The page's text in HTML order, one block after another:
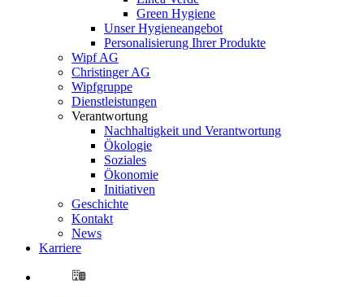
Green Hygiene
Unser Hygieneangebot
Personalisierung Ihrer Produkte
Wipf AG
Christinger AG
Wipfgruppe
Dienstleistungen
Verantwortung
Nachhaltigkeit und Verantwortung
Ökologie
Soziales
Ökonomie
Initiativen
Geschichte
Kontakt
News
Karriere